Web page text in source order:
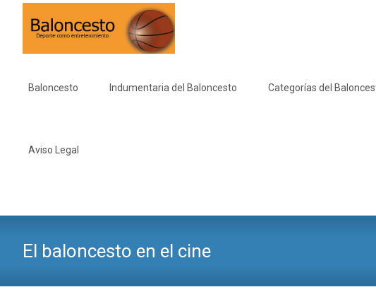
Baloncesto Indumentaria del Baloncesto Categorías del
Aviso Legal
El baloncesto en el cine